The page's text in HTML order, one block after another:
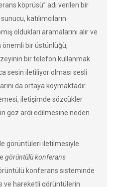
köprüsü” adı verilen bir
katılımcıların
oldukları aramalarını alır ve
önemli bir üstünlüğü,
bir telefon kullanmak
sesin iletiliyor olması sesli
da ortaya koymaktadır.
iletişimde sözcükler
göz ardı edilmesine neden
görüntüleri iletilmesiyle
görüntülü konferans
konferans sisteminde
ve hareketli görüntülerin